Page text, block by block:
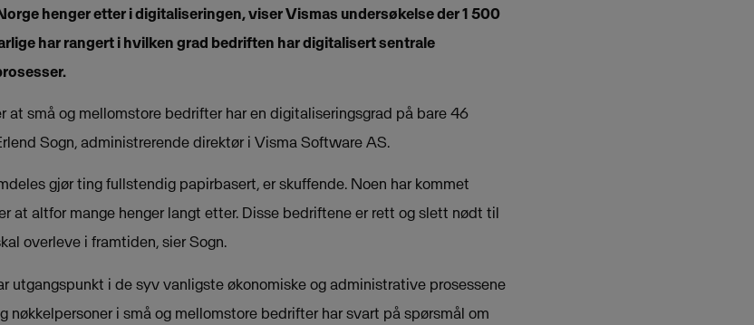
henger etter i digitaliseringen, viser Vismas undersøkelse der 1 500
har rangert i hvilken grad bedriften har digitalisert sentrale
at små og mellomstore bedrifter har en digitaliseringsgrad på bare 46
Sogn, administrerende direktør i Visma Software AS.
gjør ting fullstendig papirbasert, er skuffende. Noen har kommet
at altfor mange henger langt etter. Disse bedriftene er rett og slett nødt til
overleve i framtiden, sier Sogn.
utgangspunkt i de syv vanligste økonomiske og administrative prosessene
nøkkelpersoner i små og mellomstore bedrifter har svart på spørsmål om